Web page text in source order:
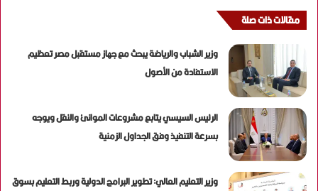
مقالات ذات صلة
وزير الشباب والرياضة يبحث مع جهاز مستقبل مصر تعظيم
الاستفادة من الأصول
الرئيس السيسي يتابع مشروعات الموانئ والنقل ويوجه
بسرعة التنفيذ وفق الجداول الزمنية
وزير التعليم العالي: تطوير البرامج الدولية وربط التعليم بسوق